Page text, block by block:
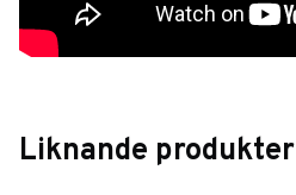
Liknande produkter